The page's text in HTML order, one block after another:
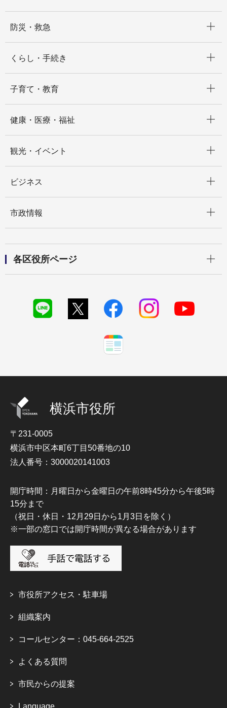
防災・救急
くらし・手続き
子育て・教育
健康・医療・福祉
観光・イベント
ビジネス
市政情報
各区役所ページ
横浜市役所
〒231-0005
横浜市中区本町6丁目50番地の10
法人番号：3000020141003
開庁時間：月曜日から金曜日の午前8時45分から午後5時
15分まで
（祝日・休日・12月29日から1月3日を除く）
※一部の窓口では開庁時間が異なる場合があります
市役所アクセス・駐車場
組織案内
コールセンター：045-664-2525
よくある質問
市民からの提案
Language